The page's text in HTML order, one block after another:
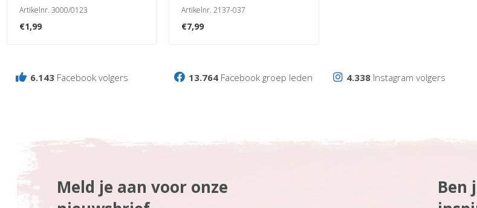
Artikelnr. 3000/0123
€1,99
Artikelnr. 2137-037
€7,99
6.143 Facebook volgers 13.764 Facebook groep leden 4.338Instagram volgers
Meld je aan voor onze
Ben